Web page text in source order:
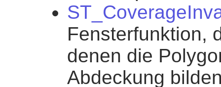
Fensterfunktion,
denen die
Abdeckung